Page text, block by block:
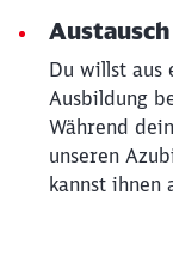
Du willst aus
Ausbildung
Während
unseren
kannst ihnen